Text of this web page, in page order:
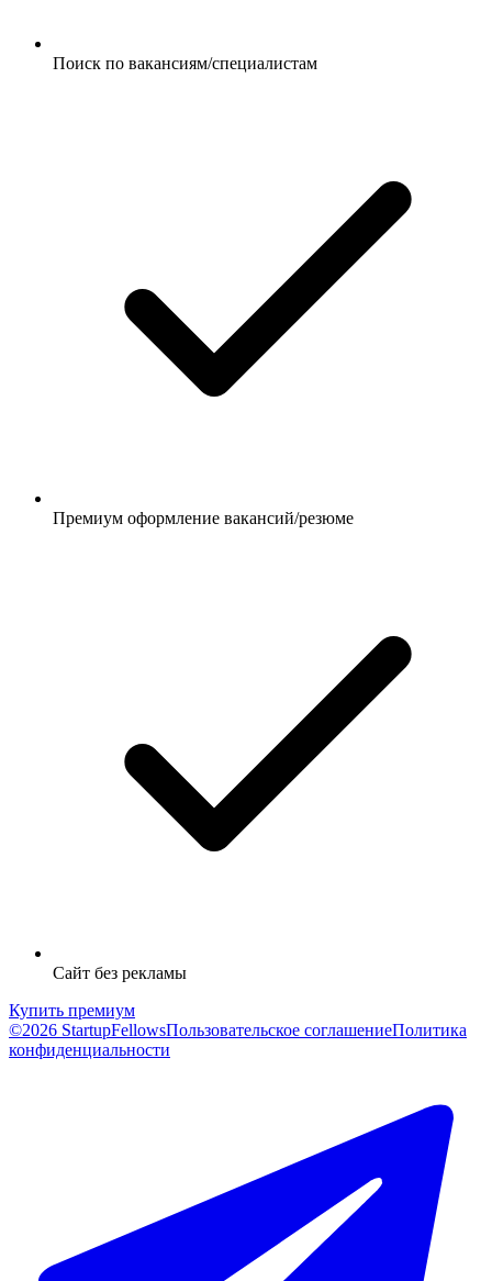
Поиск по вакансиям/специалистам
Премиум оформление вакансий/резюме
Сайт без рекламы
Купить премиум
©2026 StartupFellowsПользовательское соглашениеПолитика
конфиденциальности